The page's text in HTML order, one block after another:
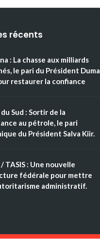
récents
: La chasse aux milliards
le pari du Président Duma
restaurer la confiance
Sud : Sortir de la
au pétrole, le pari
du Président Salva Kiir.
TASIS : Une nouvelle
fédérale pour mettre
administratif.